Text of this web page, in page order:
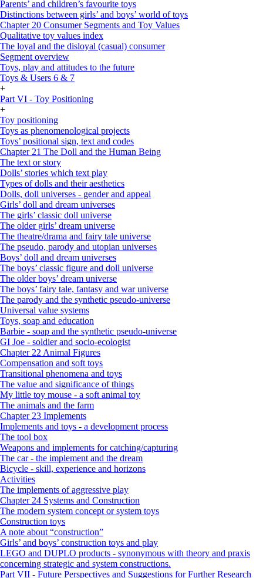
Parents’ and children’s favourite toys
Distinctions between girls’ and boys’ world of toys
Chapter 20 Consumer Segments and Toy Values
Qualitative toy values index
The loyal and the disloyal (casual) consumer
Segment overview
Toys, play and attitudes to the future
Toys & Users 6 & 7
+
Part VI - Toy Positioning
+
Toy positioning
Toys as phenomenological projects
Toys’ positional sign, text and codes
Chapter 21 The Doll and the Human Being
The text or story
Dolls’ stories which text play
Types of dolls and their aesthetics
Dolls, doll universes - gender and appeal
Girls’ doll and dream universes
The girls’ classic doll universe
The older girls’ dream universe
The theatre/drama and fairy tale universe
The pseudo, parody and utopian universes
Boys’ doll and dream universes
The boys’ classic figure and doll universe
The older boys’ dream universe
The boys’ fairy tale, fantasy and war universe
The parody and the synthetic pseudo-universe
Universal value systems
Toys, soap and education
Barbie - soap and the synthetic pseudo-universe
GI Joe - soldier and socio-ecologist
Chapter 22 Animal Figures
Compensation and soft toys
Transitional phenomena and toys
The value and significance of things
My little toy mouse - a soft animal toy
The animals and the farm
Chapter 23 Implements
Implements and toys - a development process
The tool box
Weapons and implements for catching/capturing
The car - the implement and the dream
Bicycle - skill, experience and horizons
Activities
The implements of aggressive play
Chapter 24 Systems and Construction
The modern system concept or system toys
Construction toys
A note about “construction”
Girls’ and boys’ construction toys and play
LEGO and DUPLO products - synonymous with theory and praxis
concerning strategic and system constructions.
Part VII - Future Perspectives and Suggestions for Further Research